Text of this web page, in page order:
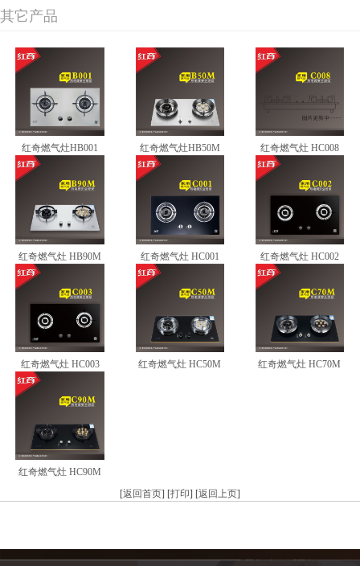
其它产品
红奇燃气灶HB001 红奇燃气灶HB50M 红奇燃气灶 HC008
红奇燃气灶 HB90M 红奇燃气灶 HC001 红奇燃气灶 HC002
红奇燃气灶 HC003 红奇燃气灶 HC50M 红奇燃气灶 HC70M
红奇燃气灶 HC90M
[返回首页] [打印] [返回上页]